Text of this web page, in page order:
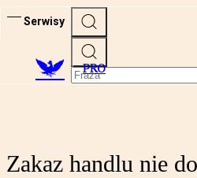
Serwisy
PRO
Zakaz handlu nie